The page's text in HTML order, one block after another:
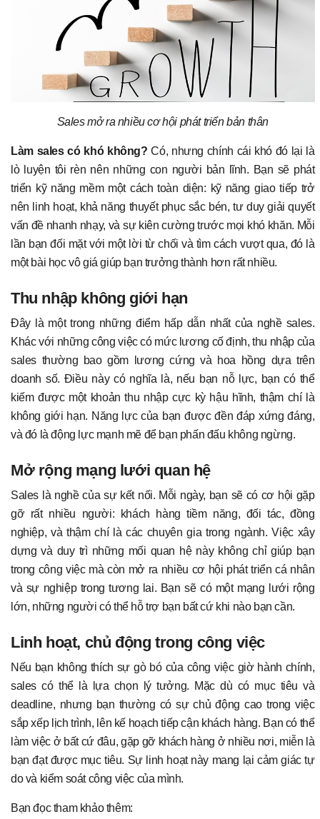
Sales mở ra nhiều cơ hội phát triển bản thân
Làm sales có khó không? Có, nhưng chính cái khó đó lại là
lò luyện tôi rèn nên những con người bản lĩnh. Bạn sẽ phát
triển kỹ năng mềm một cách toàn diện: kỹ năng giao tiếp trở
nên linh hoạt, khả năng thuyết phục sắc bén, tư duy giải quyết
vấn đề nhanh nhạy, và sự kiên cường trước mọi khó khăn. Mỗi
lần bạn đối mặt với một lời từ chối và tìm cách vượt qua, đó là
một bài học vô giá giúp bạn trưởng thành hơn rất nhiều.
Thu nhập không giới hạn
Đây là một trong những điểm hấp dẫn nhất của nghề sales.
Khác với những công việc có mức lương cố định, thu nhập của
sales thường bao gồm lương cứng và hoa hồng dựa trên
doanh số. Điều này có nghĩa là, nếu bạn nỗ lực, bạn có thể
kiếm được một khoản thu nhập cực kỳ hậu hĩnh, thậm chí là
không giới hạn. Năng lực của bạn được đền đáp xứng đáng,
và đó là động lực mạnh mẽ để bạn phấn đấu không ngừng.
Mở rộng mạng lưới quan hệ
Sales là nghề của sự kết nối. Mỗi ngày, bạn sẽ có cơ hội gặp
gỡ rất nhiều người: khách hàng tiềm năng, đối tác, đồng
nghiệp, và thậm chí là các chuyên gia trong ngành. Việc xây
dựng và duy trì những mối quan hệ này không chỉ giúp bạn
trong công việc mà còn mở ra nhiều cơ hội phát triển cá nhân
và sự nghiệp trong tương lai. Bạn sẽ có một mạng lưới rộng
lớn, những người có thể hỗ trợ bạn bất cứ khi nào bạn cần.
Linh hoạt, chủ động trong công việc
Nếu bạn không thích sự gò bó của công việc giờ hành chính,
sales có thể là lựa chọn lý tưởng. Mặc dù có mục tiêu và
deadline, nhưng bạn thường có sự chủ động cao trong việc
sắp xếp lịch trình, lên kế hoạch tiếp cận khách hàng. Bạn có thể
làm việc ở bất cứ đâu, gặp gỡ khách hàng ở nhiều nơi, miễn là
bạn đạt được mục tiêu. Sự linh hoạt này mang lại cảm giác tự
do và kiểm soát công việc của mình.
Bạn đọc tham khảo thêm: